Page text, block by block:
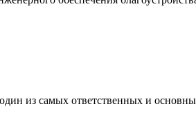
из самых ответственных и